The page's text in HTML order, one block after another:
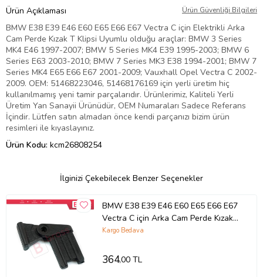
Ürün Açıklaması Ürün Güvenliği Bilgileri
BMW E38 E39 E46 E60 E65 E66 E67 Vectra C için Elektrikli Arka
Cam Perde Kızak T Klipsi Uyumlu olduğu araçlar: BMW 3 Series
MK4 E46 1997-2007; BMW 5 Series MK4 E39 1995-2003; BMW 6
Series E63 2003-2010; BMW 7 Series MK3 E38 1994-2001; BMW 7
Series MK4 E65 E66 E67 2001-2009; Vauxhall Opel Vectra C 2002-
2009. OEM: 51468223046, 51468176169 için yerli üretim hiç
kullanılmamış yeni tamir parçalarıdır. Ürünlerimiz, Kaliteli Yerli
Üretim Yan Sanayii Ürünüdür, OEM Numaraları Sadece Referans
İçindir. Lütfen satın almadan önce kendi parçanızı bizim ürün
resimleri ile kıyaslayınız.
Ürün Kodu: kcm26808254
İlginizi Çekebilecek Benzer Seçenekler
BMW E38 E39 E46 E60 E65 E66 E67
Vectra C için Arka Cam Perde Kızak
Klips Seti
Kargo Bedava
364,00 TL